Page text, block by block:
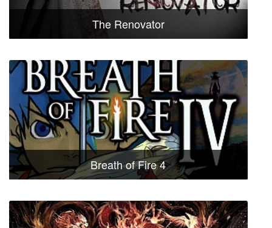
The Renovator
Breath of Fire 4